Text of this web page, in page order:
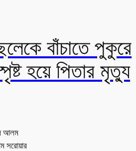
বাঁচাতে পুকুরে
হয়ে পিতার মৃত্যু
আলম
সরোয়ার